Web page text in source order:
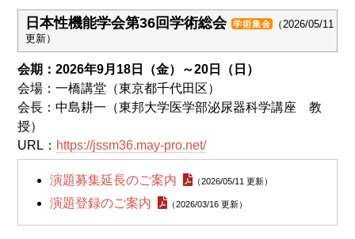
日本性機能学会第36回学術総会 学術集会
（2026/05/11
更新）
会期：2026年9月18日（金）～20日（日）
会場：一橋講堂（東京都千代田区）
会長：中島耕一（東邦大学医学部泌尿器科学講座 教
授）
URL： https://jssm36.may-pro.net/
演題募集延長のご案内 （2026/05/11 更新）
演題登録のご案内 （2026/03/16 更新）